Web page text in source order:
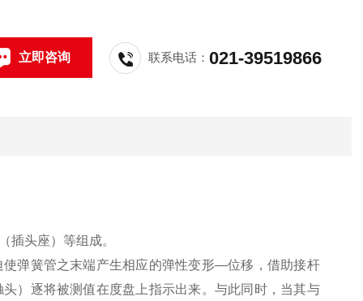
立即咨询 联系电话：021-39519866
插头座）等组成。
弹簧管之末端产生相应的弹性变形—位移，借助接杆
）逐将被测值在度盘上指示出来。与此同时，当其与